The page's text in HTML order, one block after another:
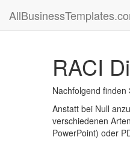
RACI
Nachfolgend
Anstatt bei Null
verschiedenen
PowerPoint) oder